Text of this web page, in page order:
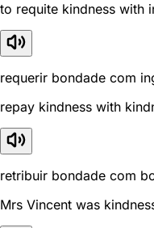
to requite kindness with
requerir bondade com
repay kindness with
retribuir bondade com
Mrs Vincent was